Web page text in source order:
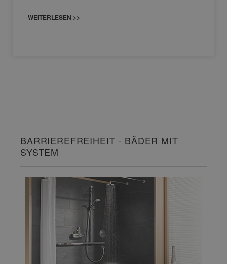
WEITERLESEN >>
BARRIEREFREIHEIT - BÄDER MIT
SYSTEM